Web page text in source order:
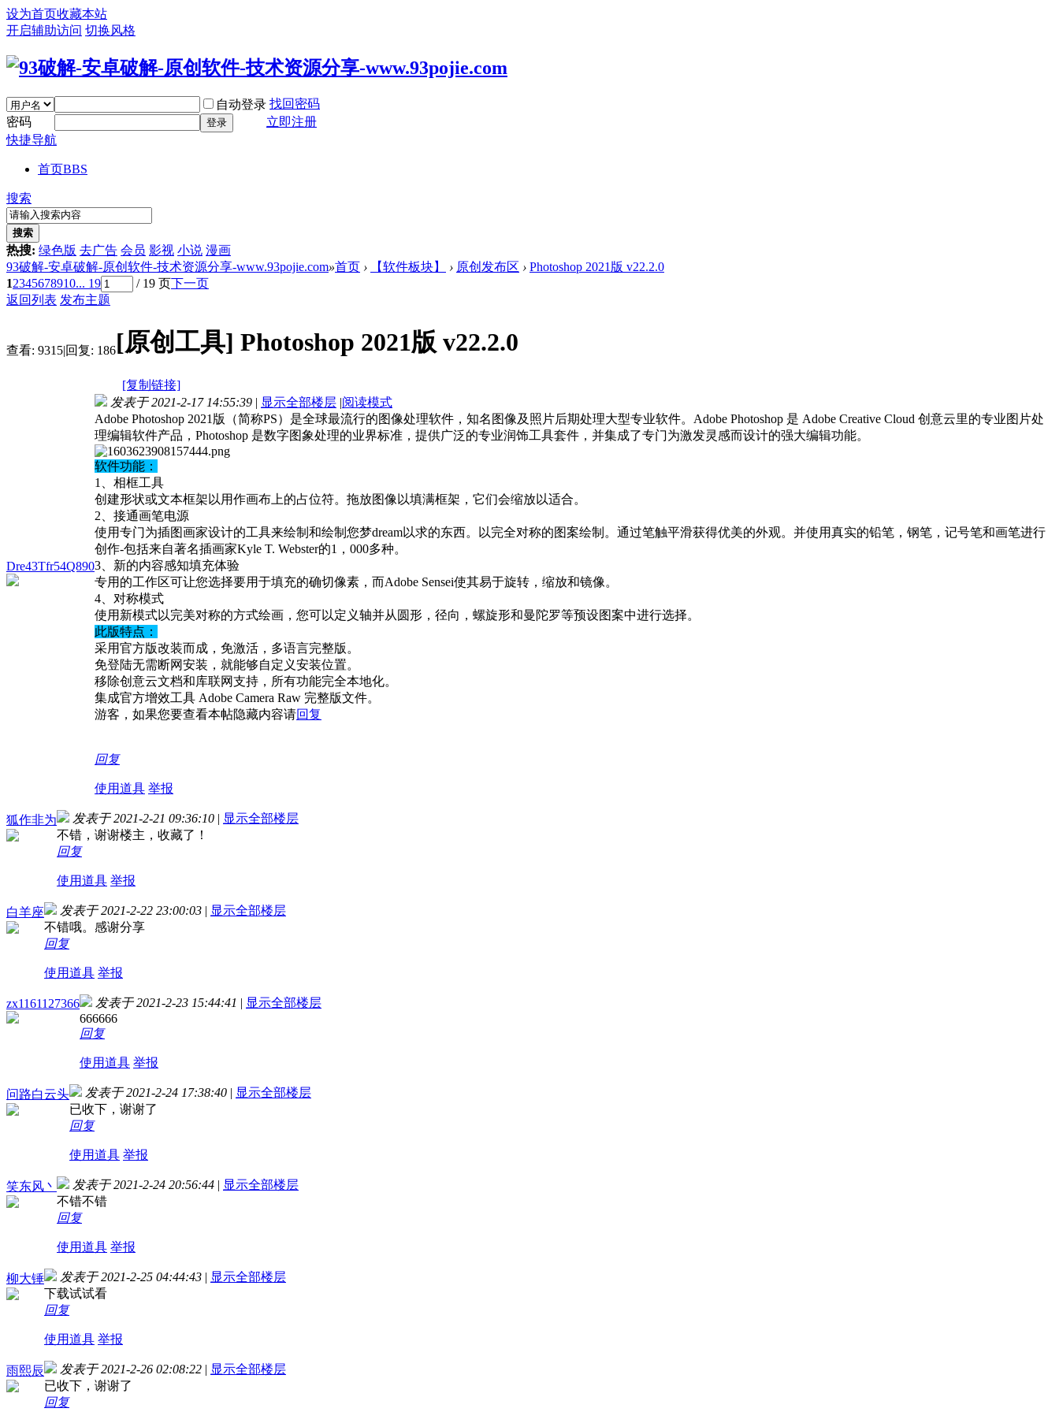
设为首页收藏本站
开启辅助访问 切换风格
自动登录 找回密码
密码
登录
立即注册
快捷导航
首页BBS
搜索
搜索
热搜: 绿色版 去广告 会员 影视 小说 漫画
93破解-安卓破解-原创软件-技术资源分享-www.93pojie.com»首页 › 【软件板块】 › 原创发布区 › Photoshop 2021版 v22.2.0
12345678910... 19 / 19 页下一页
返回列表 发布主题
查看: 9315|回复: 186[原创工具] Photoshop 2021版 v22.2.0
[复制链接]
Dre43Tfr54Q890
发表于 2021-2-17 14:55:39 | 显示全部楼层 |阅读模式
Adobe Photoshop 2021版（简称PS）是全球最流行的图像处理软件，知名图像及照片后期处理大型专业软件。Adobe Photoshop 是 Adobe Creative Cloud 创意云里的专业图片处
理编辑软件产品，Photoshop 是数字图象处理的业界标准，提供广泛的专业润饰工具套件，并集成了专门为激发灵感而设计的强大编辑功能。
软件功能：
1、相框工具
创建形状或文本框架以用作画布上的占位符。拖放图像以填满框架，它们会缩放以适合。
2、接通画笔电源
使用专门为插图画家设计的工具来绘制和绘制您梦dream以求的东西。以完全对称的图案绘制。通过笔触平滑获得优美的外观。并使用真实的铅笔，钢笔，记号笔和画笔进行
创作-包括来自著名插画家Kyle T. Webster的1，000多种。
3、新的内容感知填充体验
专用的工作区可让您选择要用于填充的确切像素，而Adobe Sensei使其易于旋转，缩放和镜像。
4、对称模式
使用新模式以完美对称的方式绘画，您可以定义轴并从圆形，径向，螺旋形和曼陀罗等预设图案中进行选择。
此版特点：
采用官方版改装而成，免激活，多语言完整版。
免登陆无需断网安装，就能够自定义安装位置。
移除创意云文档和库联网支持，所有功能完全本地化。
集成官方增效工具 Adobe Camera Raw 完整版文件。
游客，如果您要查看本帖隐藏内容请回复
回复
使用道具 举报
狐作非为 发表于 2021-2-21 09:36:10 | 显示全部楼层
不错，谢谢楼主，收藏了！
回复
使用道具 举报
白羊座 发表于 2021-2-22 23:00:03 | 显示全部楼层
不错哦。感谢分享
回复
使用道具 举报
zx1161127366 发表于 2021-2-23 15:44:41 | 显示全部楼层
666666
回复
使用道具 举报
问路白云头 发表于 2021-2-24 17:38:40 | 显示全部楼层
已收下，谢谢了
回复
使用道具 举报
笑东风丶 发表于 2021-2-24 20:56:44 | 显示全部楼层
不错不错
回复
使用道具 举报
柳大锤 发表于 2021-2-25 04:44:43 | 显示全部楼层
下载试试看
回复
使用道具 举报
雨熙辰 发表于 2021-2-26 02:08:22 | 显示全部楼层
已收下，谢谢了
回复